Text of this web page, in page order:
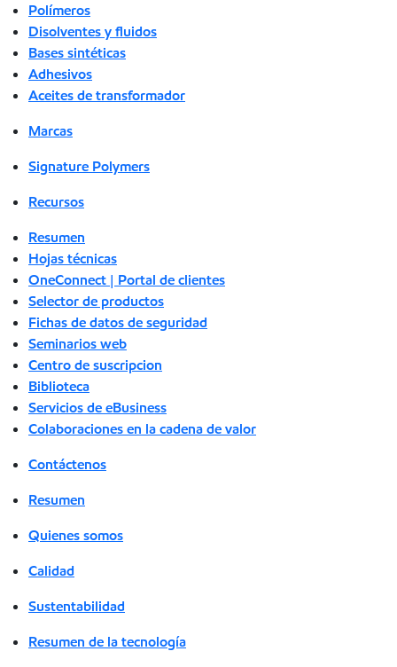
Polímeros
Disolventes y fluidos
Bases sintéticas
Adhesivos
Aceites de transformador
Marcas
Signature Polymers
Recursos
Resumen
Hojas técnicas
OneConnect | Portal de clientes
Selector de productos
Fichas de datos de seguridad
Seminarios web
Centro de suscripcion
Biblioteca
Servicios de eBusiness
Colaboraciones en la cadena de valor
Contáctenos
Resumen
Quienes somos
Calidad
Sustentabilidad
Resumen de la tecnología